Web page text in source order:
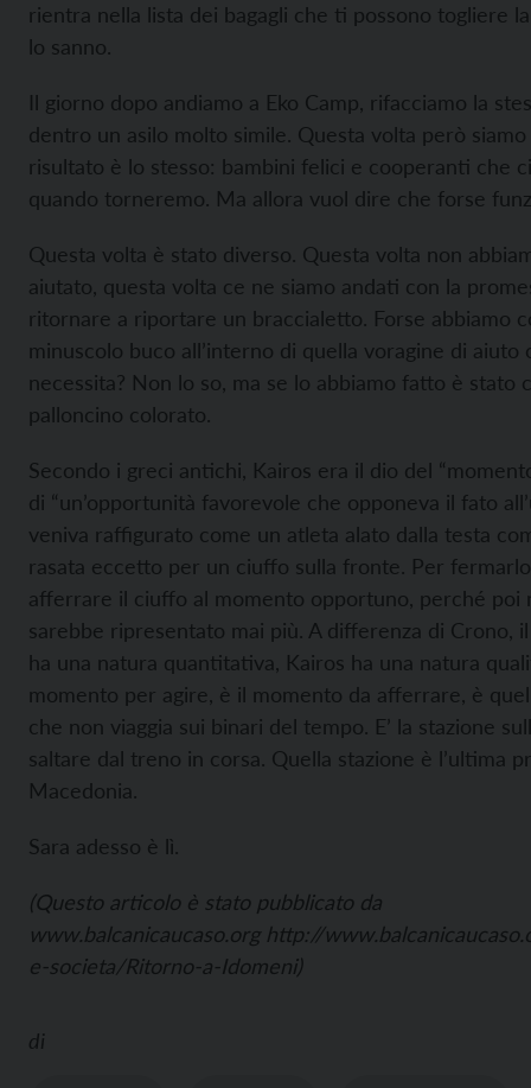
rientra nella lista dei bagagli che ti possono togliere
lo sanno.
Il giorno dopo andiamo a Eko Camp, rifacciamo la
dentro un asilo molto simile. Questa volta però
risultato è lo stesso: bambini felici e cooperanti che
quando torneremo. Ma allora vuol dire che forse
Questa volta è stato diverso. Questa volta non
aiutato, questa volta ce ne siamo andati con la
ritornare a riportare un braccialetto. Forse abbiamo
minuscolo buco all’interno di quella voragine di aiuto
necessita? Non lo so, ma se lo abbiamo fatto è stato
palloncino colorato.
Secondo i greci antichi, Kairos era il dio del
di “un’opportunità favorevole che opponeva il fato
veniva raffigurato come un atleta alato dalla testa
rasata eccetto per un ciuffo sulla fronte. Per
afferrare il ciuffo al momento opportuno, perché poi
sarebbe ripresentato mai più. A differenza di Crono,
ha una natura quantitativa, Kairos ha una natura
momento per agire, è il momento da afferrare, è
che non viaggia sui binari del tempo. E’ la stazione
saltare dal treno in corsa. Quella stazione è l’ultima
Macedonia.
Sara adesso è lì.
(Questo articolo è stato pubblicato da
www.balcanicaucaso.org http://
e-societa/Ritorno-a-Idomeni)
di